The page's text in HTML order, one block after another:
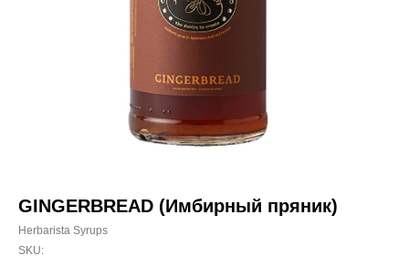
GINGERBREAD (Имбирный пряник)
Herbarista Syrups
SKU: